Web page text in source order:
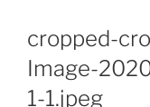
cropped-
Image-
1-1.jpeg